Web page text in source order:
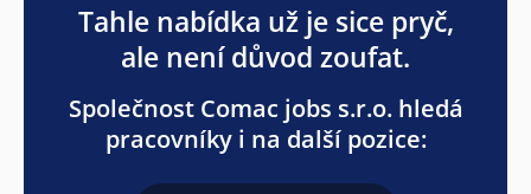
Tahle nabídka už je sice pryč,
ale není důvod zoufat.
Společnost Comac jobs s.r.o. hledá
pracovníky i na další pozice: